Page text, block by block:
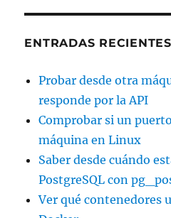
ENTRADAS RECIENTES
Probar desde otra
responde por la API
Comprobar si un
máquina en Linux
Saber desde cuándo
PostgreSQL con
Ver qué contenedores